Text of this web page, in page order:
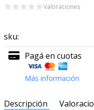
Valoraciones
sku:
Pagá en cuotas
Más información
Descripción